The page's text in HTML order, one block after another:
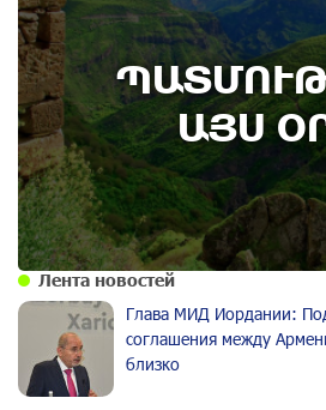
ԱՅՍ
7th of
Административный суд
по делу монастыря
Лента новостей
Глава МИД Иордании:
соглашения между
близко